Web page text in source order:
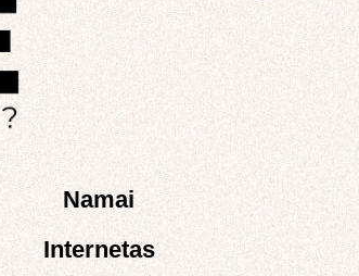
Namai
Internetas